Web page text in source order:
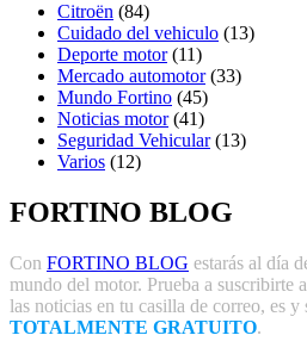
Citroën (84)
Cuidado del vehiculo (13)
Deporte motor(11)
Mercado automotor(33)
Mundo Fortino (45)
Noticias motor(41)
Seguridad Vehicular(13)
Varios (12)
FORTINO BLOG
Con FORTINO BLOG estarás al día
mundo del motor. Prueba a suscribirte
las noticias en tu casilla de correo, es y
TOTALMENTE GRATUITO.